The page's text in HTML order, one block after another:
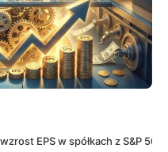
EPS w spółkach z S&P